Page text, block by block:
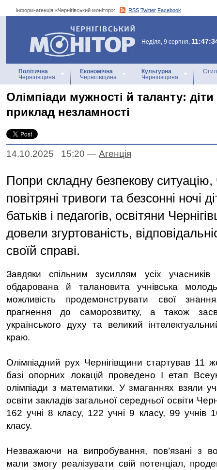
Інформ-агенція «Чернігівський монітор»: RSS Twitter Facebook
Інформ-агенція
«Чернігівський монітор»
Неділя, 9 серпня,
Політична
Чернігівщина
Економічна
Чернігівщина
Культурна
Чернігівщина
Олімпіади мужності й таланту:
приклад незламності
14.10.2025 15:20 — Агенцiя
Попри складну безпекову ситуацію,
повітряні тривоги та безсонні ночі
батьків і педагогів, освітяни
довели згуртованість,
своїй справі.
Завдяки спільним зусиллям усіх учасників
обдарована й талановита учнівська
можливість продемонструвати свої
прагнення до саморозвитку, а також
українського духу та великий
краю.
Олімпіадний рух Чернігівщини стартував 11
базі опорних локацій проведено І етап
олімпіади з математики. У змаганнях взяли
освіти закладів загальної середньої освіти
162 учні 8 класу, 122 учні 9 класу, 99 учнів
класу.
Незважаючи на випробування, пов’язані з
мали змогу реалізувати свій потенціал,